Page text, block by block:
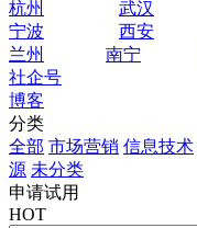
杭州
武汉
宁波
西安
兰州
南宁
社企号
博客
分类
全部 市场营销 信息技术
源 未分类
申请试用
HOT